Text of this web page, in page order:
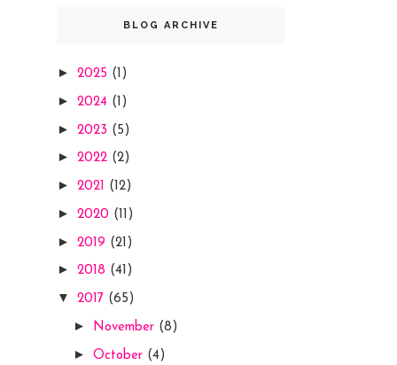
BLOG ARCHIVE
► 2025 (1)
► 2024 (1)
► 2023 (5)
► 2022 (2)
► 2021 (12)
► 2020 (11)
► 2019 (21)
► 2018 (41)
▼ 2017 (65)
► November (8)
► October (4)